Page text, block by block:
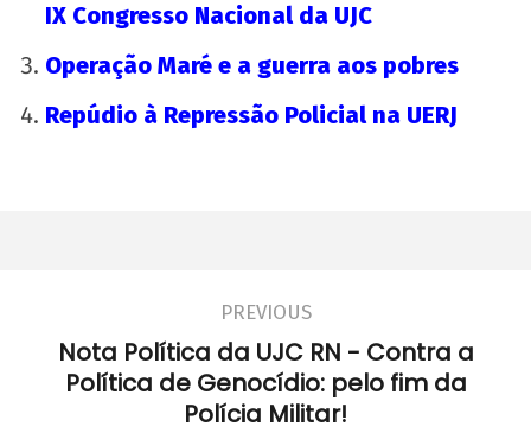
IX Congresso Nacional da UJC
Operação Maré e a guerra aos pobres
Repúdio à Repressão Policial na UERJ
PREVIOUS
Nota Política da UJC RN - Contra a
Política de Genocídio: pelo fim da
Polícia Militar!